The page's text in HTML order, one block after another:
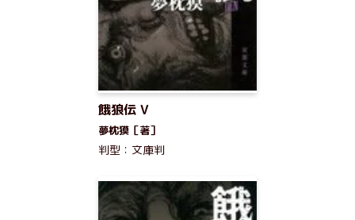
餓狼伝 V
夢枕獏［著］
判型：文庫判